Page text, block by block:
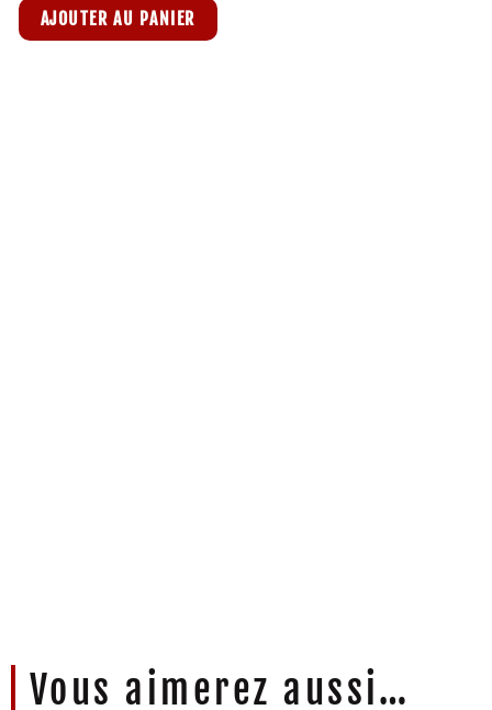
AJOUTER AU PANIER
Vous aimerez aussi…